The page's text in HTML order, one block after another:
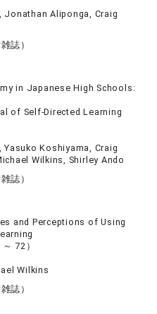
Jonathan Aliponga, Craig
誌）
in Japanese High Schools:
of Self-Directed Learning
Koshiyama, Craig
Wilkins, Shirley Ando
誌）
and Perceptions of Using
72）
Wilkins
誌）